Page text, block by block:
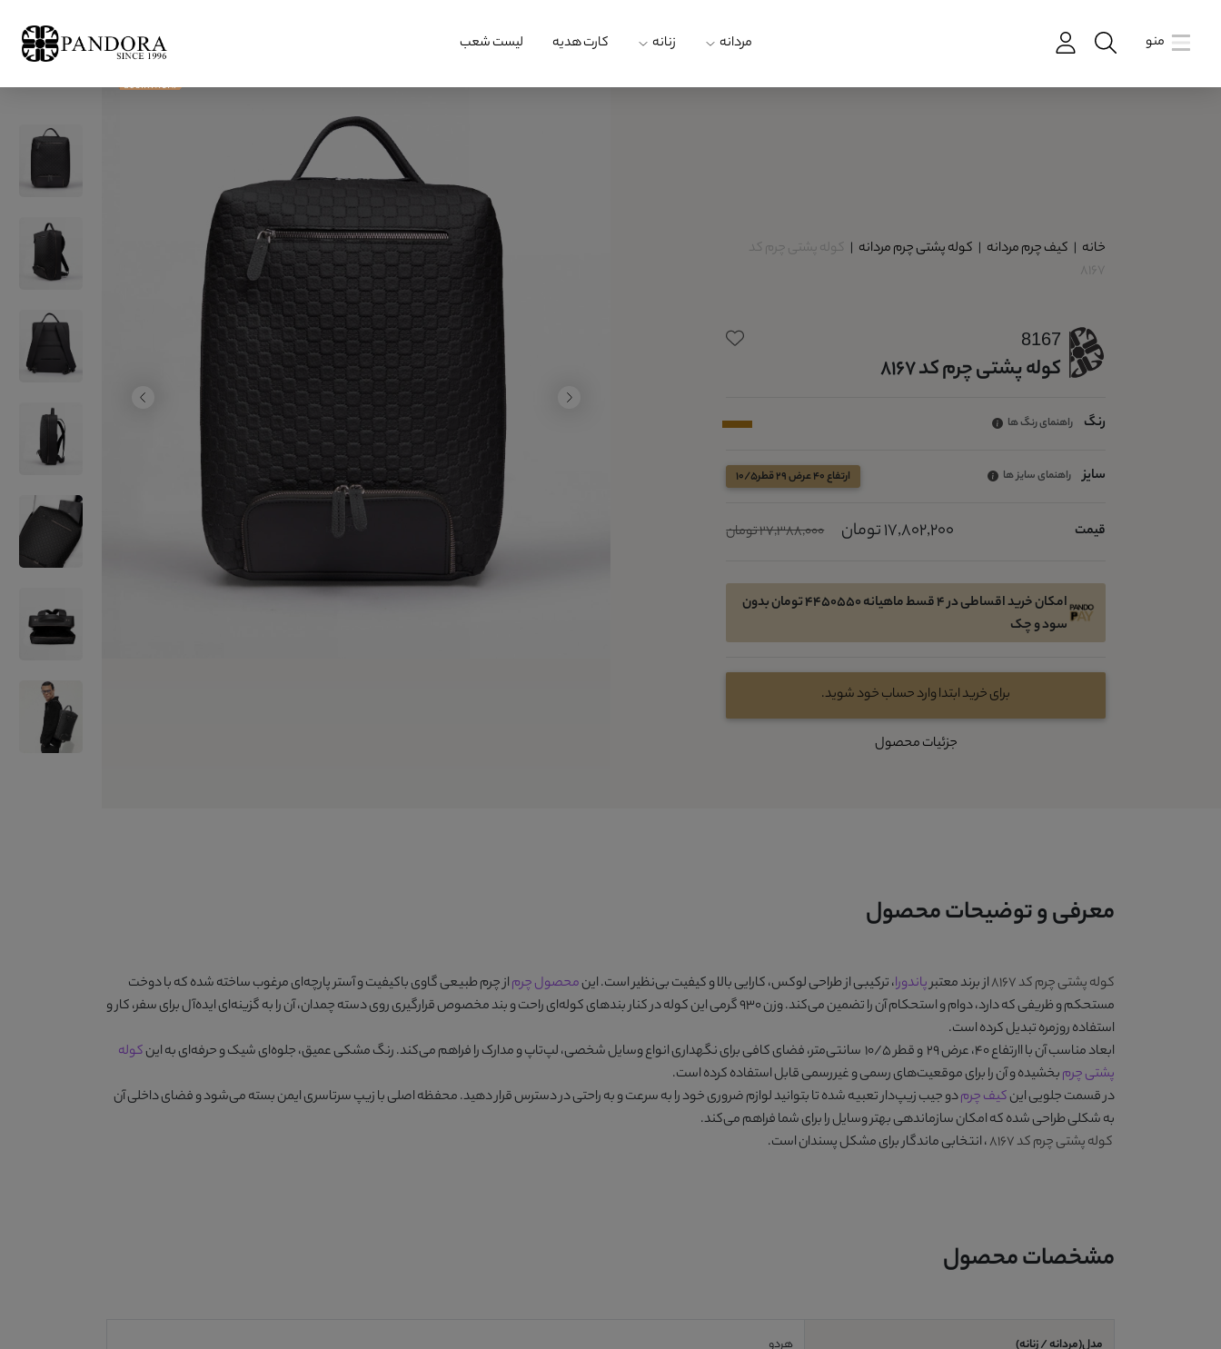
منو مردانه زنانه کارت هدیه لیست شعب
خانه | کیف چرم مردانه | کوله پشتی چرم مردانه | کوله پشتی چرم کد
8167
8167
کوله پشتی چرم کد 8167
رنگ راهنمای رنگ ها
سایز راهنمای سایز ها ارتفاع 40 عرض 29 قطر10/5
قیمت 17,802,200 تومان 27,388,000 تومان
امکان خرید اقساطی در 4 قسط ماهیانه 4450550 تومان بدون
سود و چک
برای خرید ابتدا وارد حساب خود شوید.
جزئیات محصول
معرفی و توضیحات محصول
کوله پشتی چرم کد 8167 از برند معتبرپاندورا، ترکیبی از طراحی لوکس، کارایی بالا و کیفیت بی‌نظیر است. اینمحصول چرماز چرم طبیعی گاوی باکیفیت و آستر پارچه‌ای مرغوب ساخته شده که با دوخت
مستحکم و ظریفی که دارد، دوام و استحکام آن را تضمین می‌کند. وزن 930 گرمی این کوله در کنار بندهای کوله‌ای راحت و بند مخصوص قرارگیری روی دسته چمدان، آن را به گزینه‌ای ایده‌آل برای سفر، کار و
استفاده روزمره تبدیل کرده است.
ابعاد مناسب آن با اارتفاع 40، عرض 29 و قطر 10/5 سانتی‌متر، فضای کافی برای نگهداری انواع وسایل شخصی، لپ‌تاپ و مدارک را فراهم می‌کند. رنگ
مشکیعمیق، جلوه‌ای شیک و حرفه‌ای به اینکوله
پشتی چرمبخشیده و آن را برای موقعیت‌های رسمی و غیررسمی قابل استفاده کرده است.
در قسمت جلویی اینکیف چرمدو جیب زیپ‌دار تعبیه شده تا بتوانید لوازم ضروری خود را به سرعت و به‌ راحتی در دسترس قرار دهید. محفظه اصلی با زیپ سرتاسری ایمن بسته می‌شود و فضای داخلی آن
به شکلی طراحی شده که امکان سازماندهی بهتر وسایل را برای شما فراهم می‌کند.
کوله پشتی چرم کد 8167
، انتخابی ماندگار برای مشکل‌ پسندان است.
مشخصات محصول